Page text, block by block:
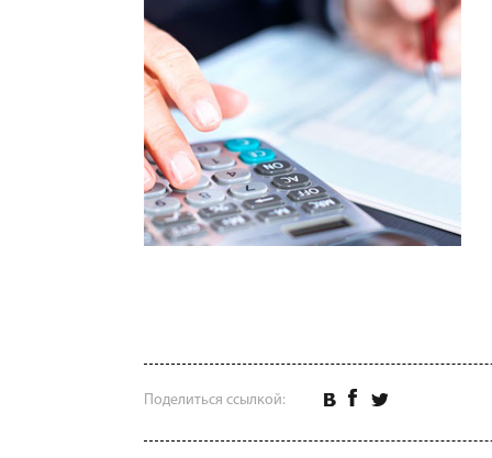
Поделиться ссылкой: